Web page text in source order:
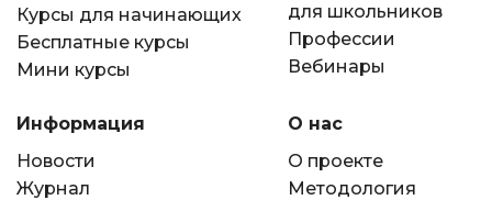
Курсы для начинающих
Бесплатные курсы
Мини курсы
для школьников
Профессии
Вебинары
Информация
Новости
Журнал
О нас
О проекте
Методология